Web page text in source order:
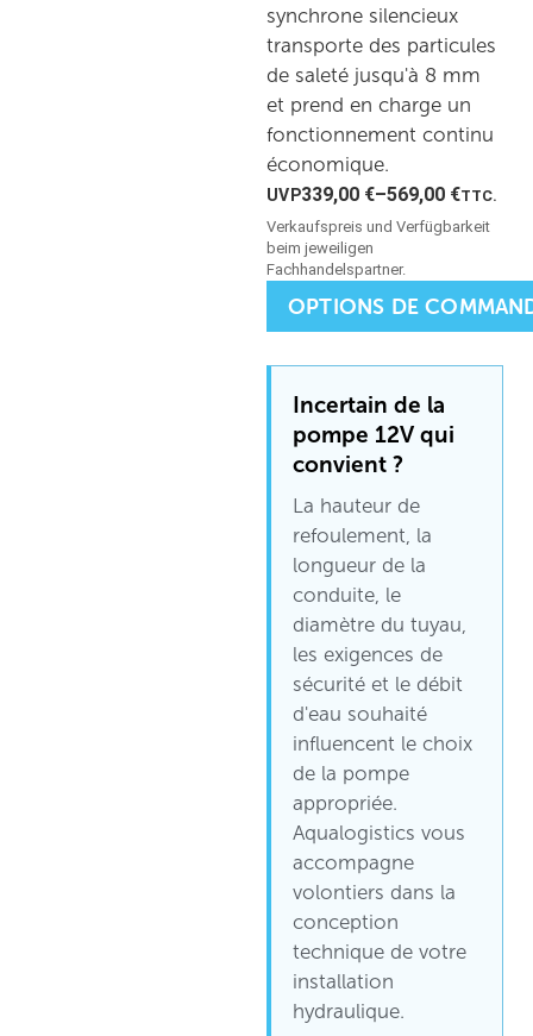
synchrone silencieux
transporte des particules
de saleté jusqu'à 8 mm
et prend en charge un
fonctionnement continu
économique.
339,00 €–569,00 €TTC.
OPTIONS DE
Incertain de la
pompe 12V qui
convient ?
La hauteur de
refoulement, la
longueur de la
conduite, le
diamètre du tuyau,
les exigences de
sécurité et le débit
d'eau souhaité
influencent le choix
de la pompe
appropriée.
Aqualogistics vous
accompagne
volontiers dans la
conception
technique de votre
installation
hydraulique.